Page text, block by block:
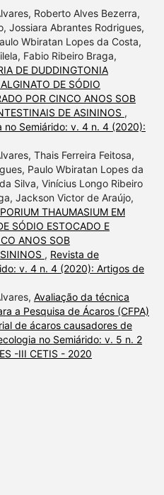
a label indicating in which
section the citation was
made.
Roberto Alves Bezerra,
Jossiara Abrantes Rodrigues,
Wbiratan Lopes da Costa,
Fabio Ribeiro Braga,
DE DUDDINGTONIA
DE SÓDIO
POR CINCO ANOS SOB
DE ASININOS ,
no Semiárido: v. 4 n. 4 (2020):
Thais Ferreira Feitosa,
Paulo Wbiratan Lopes da
Silva, Vinícius Longo Ribeiro
Jackson Victor de Araújo,
THAUMASIUM EM
SÓDIO ESTOCADO E
ANOS SOB
, Revista de
v. 4 n. 4 (2020): Artigos de
Avaliação da técnica
a Pesquisa de Ácaros (CFPA)
de ácaros causadores de
no Semiárido: v. 5 n. 2
-III CETIS - 2020